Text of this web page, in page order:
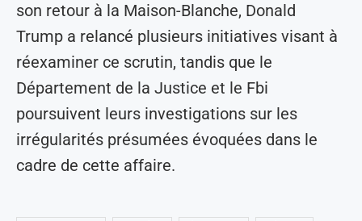
son retour à la Maison-Blanche, Donald
Trump a relancé plusieurs initiatives visant à
réexaminer ce scrutin, tandis que le
Département de la Justice et le Fbi
poursuivent leurs investigations sur les
irrégularités présumées évoquées dans le
cadre de cette affaire.